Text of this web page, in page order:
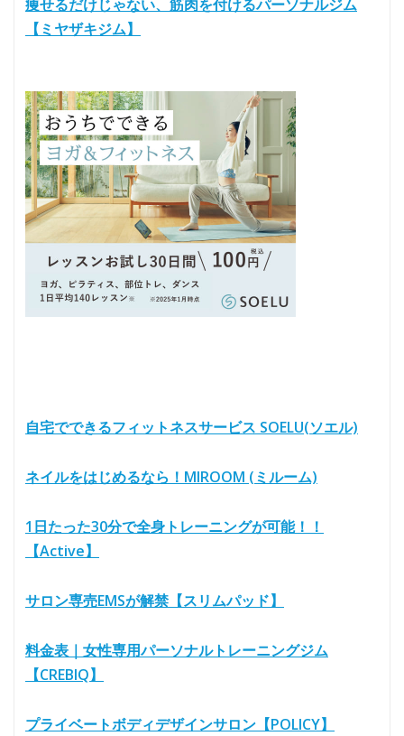
痩せるだけじゃない、筋肉を付けるパーソナルジム
【ミヤザキジム】
自宅でできるフィットネスサービス SOELU(ソエル)
ネイルをはじめるなら！MIROOM (ミルーム)
1日たった30分で全身トレーニングが可能！！
【Active】
サロン専売EMSが解禁【スリムパッド】
料金表｜女性専用パーソナルトレーニングジム
【CREBIQ】
プライベートボディデザインサロン【POLICY】